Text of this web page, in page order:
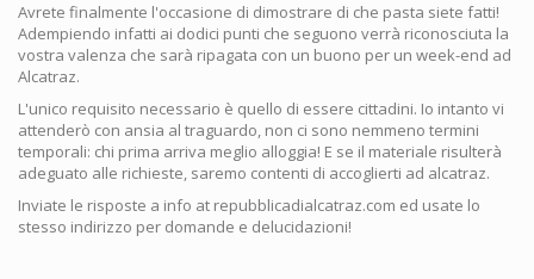
Avrete finalmente l'occasione di dimostrare di che pasta siete fatti!
Adempiendo infatti ai dodici punti che seguono verrà riconosciuta la
vostra valenza che sarà ripagata con un buono per un week-end ad
Alcatraz.
L'unico requisito necessario è quello di essere cittadini. Io intanto vi
attenderò con ansia al traguardo, non ci sono nemmeno termini
temporali: chi prima arriva meglio alloggia! E se il materiale risulterà
adeguato alle richieste, saremo contenti di accoglierti ad alcatraz.
Inviate le risposte a info at repubblicadialcatraz.com ed usate lo
stesso indirizzo per domande e delucidazioni!